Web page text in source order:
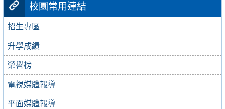
校園常用連結
招生專區
升學成績
榮譽榜
電視媒體報導
平面媒體報導